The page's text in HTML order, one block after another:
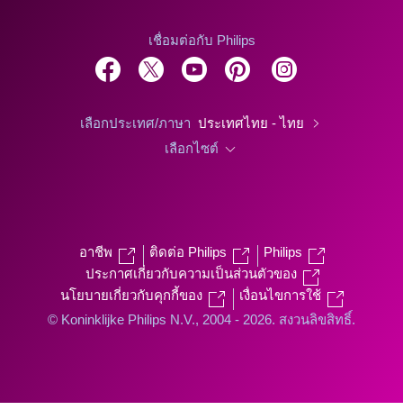
เชื่อมต่อกับ Philips
เลือกประเทศ/ภาษา ประเทศไทย - ไทย
เลือกไซต์
อาชีพ ติดต่อ Philips
Philips
ประกาศเกี่ยวกับความเป็นส่วนตัวของ
นโยบายเกี่ยวกับคุกกี้ของ
เงื่อนไขการใช้
© Koninklijke Philips N.V., 2004 - 2026. สงวนลิขสิทธิ์.